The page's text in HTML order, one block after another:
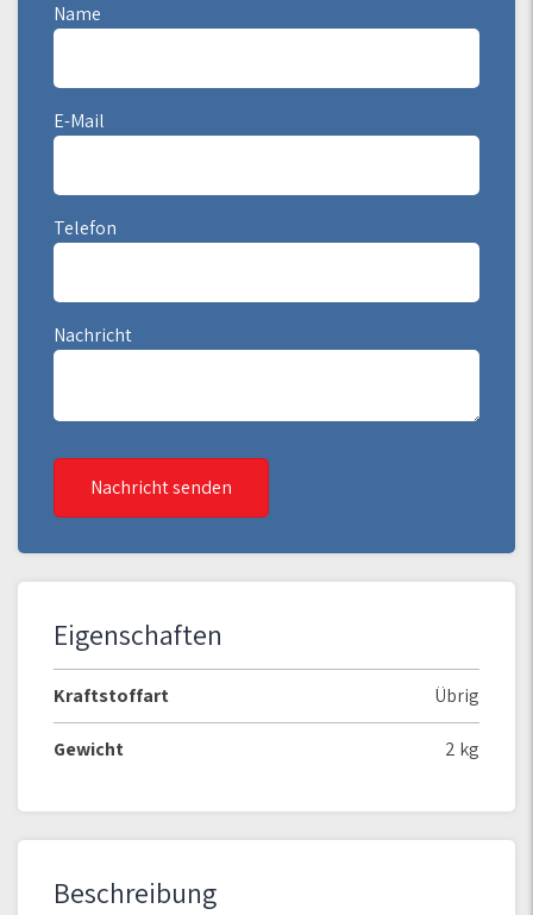
Name
E-Mail
Telefon
Nachricht
Nachricht senden
Eigenschaften
Kraftstoffart Übrig
Gewicht 2 kg
Beschreibung